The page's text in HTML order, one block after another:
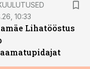
10:33
Lihatööstus